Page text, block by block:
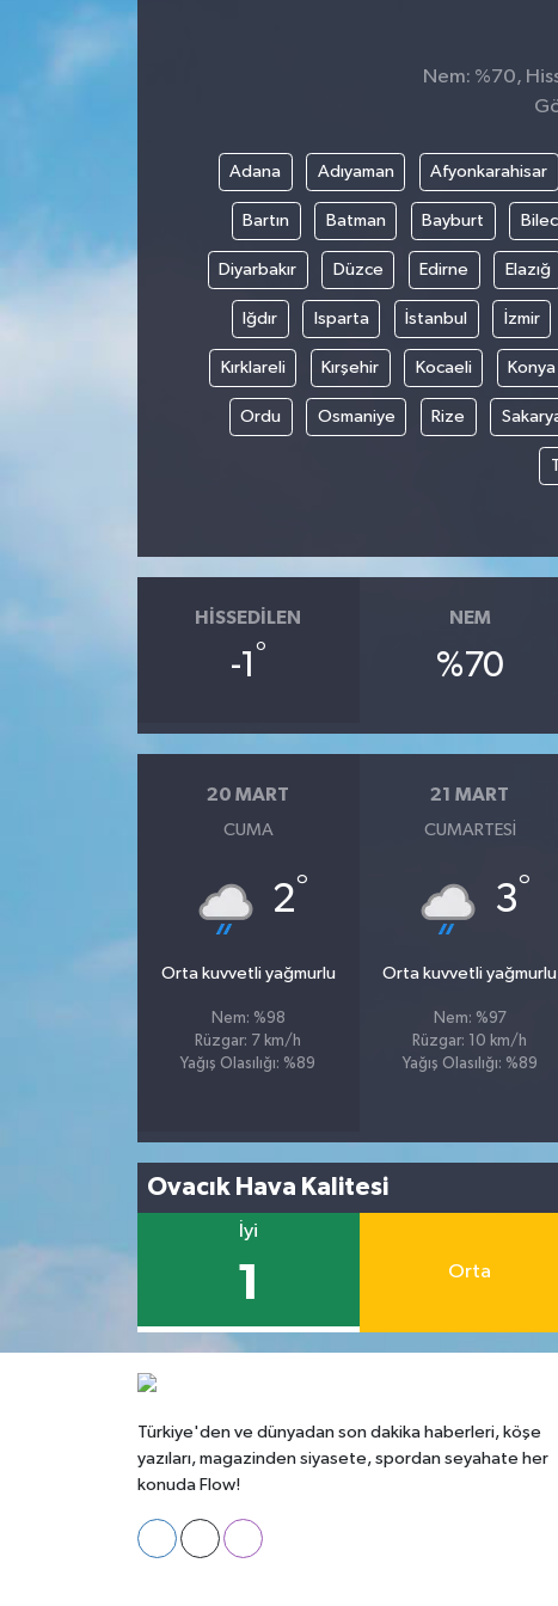
Nem: %70,
Adana Adıyaman Afyonkarahisar
Bartın Batman Bayburt
Diyarbakır Düzce Edirne Elazığ
Iğdır Isparta İstanbul İzmir
Kırklareli Kırşehir Kocaeli Konya
Ordu Osmaniye Rize
HISSEDILEN
-1 °
NEM
%70
20 MART
CUMA
2°
Orta kuvvetli yağmurlu
Nem: %98
Rüzgar: 7 km/h
Yağış Olasılığı: %89
21 MART
CUMARTESI
3°
Orta kuvvetli yağmurlu
Nem: %97
Rüzgar: 10 km/h
Yağış Olasılığı: %89
Ovacık Hava Kalitesi
İyi
1 Orta
Türkiye'den ve dünyadan son dakika haberleri, köşe
yazıları, magazinden siyasete, spordan seyahate her
konuda Flow!